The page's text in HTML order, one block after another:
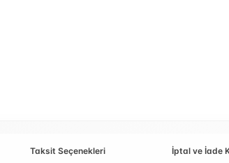
Taksit Seçenekleri İptal ve İade